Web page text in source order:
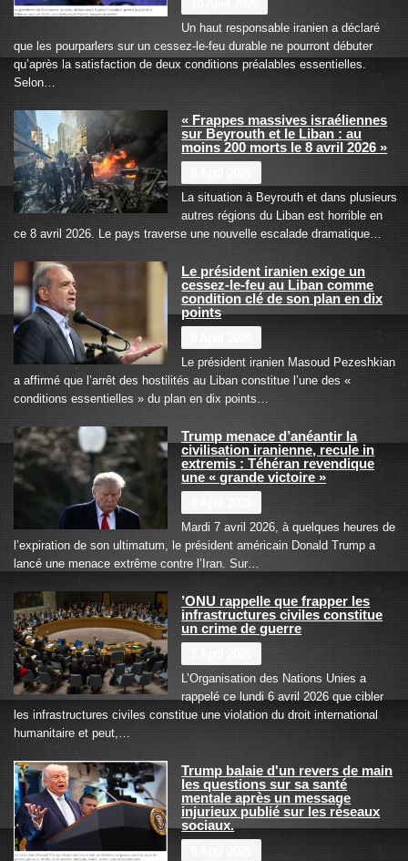
Un haut responsable iranien a déclaré
que les pourparlers sur un cessez-le-feu durable ne pourront débuter
qu’après la satisfaction de deux conditions préalables essentielles.
Selon…
« Frappes massives israéliennes
sur Beyrouth et le Liban : au
moins 200 morts le 8 avril 2026 »
La situation à Beyrouth et dans plusieurs
autres régions du Liban est horrible en
ce 8 avril 2026. Le pays traverse une nouvelle escalade dramatique…
Le président iranien exige un
cessez-le-feu au Liban comme
condition clé de son plan en dix
points
Le président iranien Masoud Pezeshkian
a affirmé que l’arrêt des hostilités au Liban constitue l’une des «
conditions essentielles » du plan en dix points…
Trump menace d’anéantir la
civilisation iranienne, recule in
extremis : Téhéran revendique
une « grande victoire »
Mardi 7 avril 2026, à quelques heures de
l’expiration de son ultimatum, le président américain Donald Trump a
lancé une menace extrême contre l’Iran. Sur…
’ONU rappelle que frapper les
infrastructures civiles constitue
un crime de guerre
L’Organisation des Nations Unies a
rappelé ce lundi 6 avril 2026 que cibler
les infrastructures civiles constitue une violation du droit international
humanitaire et peut,…
Trump balaie d'un revers de main
les questions sur sa santé
mentale après un message
injurieux publié sur les réseaux
sociaux.